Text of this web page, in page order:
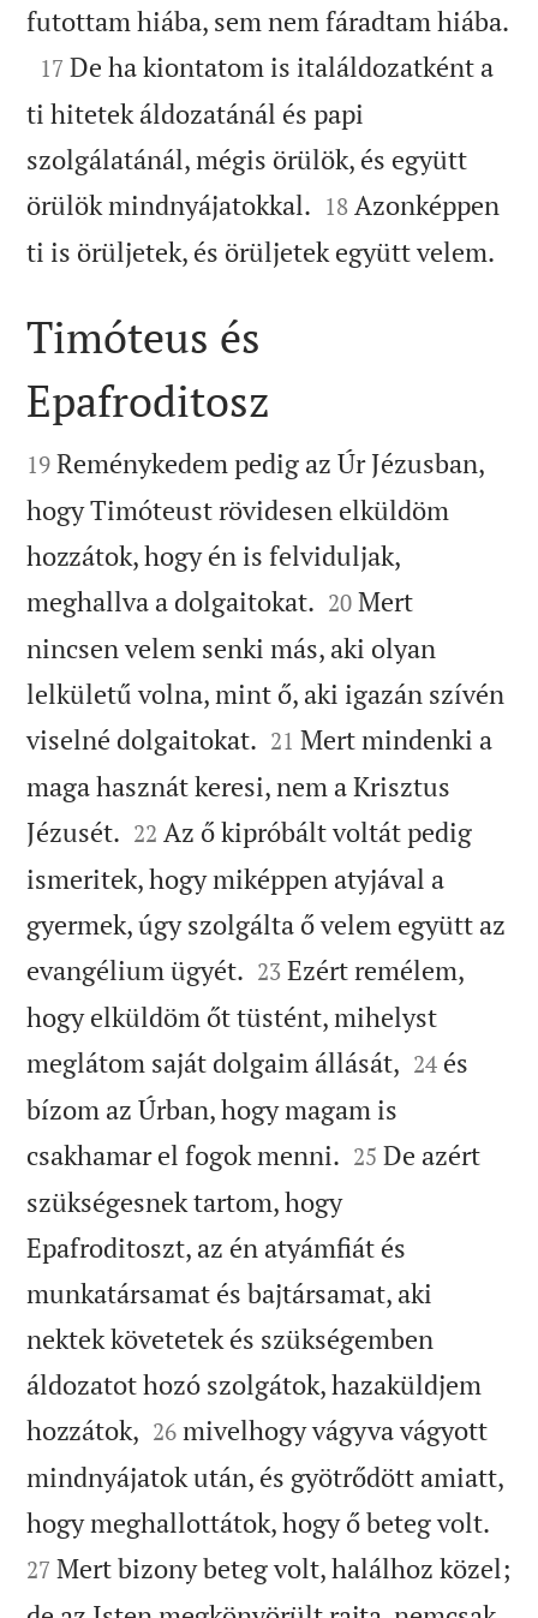
futottam hiába, sem nem fáradtam hiába.

17 De ha kiontatom is italáldozatként a
ti hitetek áldozatánál és papi
szolgálatánál, mégis örülök, és együtt
örülök mindnyájatokkal. 

18 Azonképpen
ti is örüljetek, és örüljetek együtt velem.

Timóteus és
Epafroditosz

19 Reménykedem pedig az Úr Jézusban,
hogy Timóteust rövidesen elküldöm
hozzátok, hogy én is felviduljak,
meghallva a dolgaitokat. 

20 Mert
nincsen velem senki más, aki olyan
lelkületű volna, mint ő, aki igazán szívén
viselné dolgaitokat. 

21 Mert mindenki a
maga hasznát keresi, nem a Krisztus
Jézusét. 

22 Az ő kipróbált voltát pedig
ismeritek, hogy miképpen atyjával a
gyermek, úgy szolgálta ő velem együtt az
evangélium ügyét. 

23 Ezért remélem,
hogy elküldöm őt tüstént, mihelyst
meglátom saját dolgaim állását, 

24 és
bízom az Úrban, hogy magam is
csakhamar el fogok menni. 

25 De azért
szükségesnek tartom, hogy
Epafroditoszt, az én atyámfiát és
munkatársamat és bajtársamat, aki
nektek követetek és szükségemben
áldozatot hozó szolgátok, hazaküldjem
hozzátok, 

26 mivelhogy vágyva vágyott
mindnyájatok után, és gyötrődött amiatt,
hogy meghallottátok, hogy ő beteg volt.
27 Mert bizony beteg volt, halálhoz közel;